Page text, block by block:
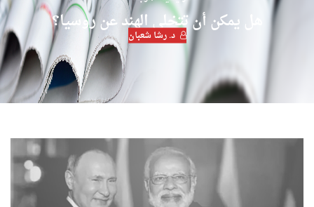
هل يمكن أن تتخلى الهند عن روسيا؟
د. رشا شعبان